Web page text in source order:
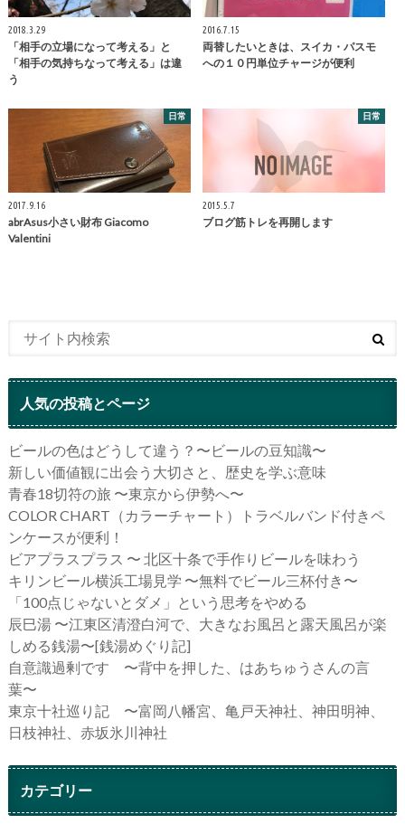
2018.3.29
「相手の立場になって考える」と
「相手の気持ちなって考える」は違
う
2016.7.15
両替したいときは、スイカ・パスモ
への１０円単位チャージが便利
日常
2017.9.16
abrAsus小さい財布 Giacomo
Valentini
日常
2015.5.7
ブログ筋トレを再開します
人気の投稿とページ
ビールの色はどうして違う？〜ビールの豆知識〜
新しい価値観に出会う大切さと、歴史を学ぶ意味
青春18切符の旅 〜東京から伊勢へ〜
COLOR CHART（カラーチャート）トラベルバンド付きペ
ンケースが便利！
ビアプラスプラス 〜 北区十条で手作りビールを味わう
キリンビール横浜工場見学 〜無料でビール三杯付き〜
「100点じゃないとダメ」という思考をやめる
辰巳湯 〜江東区清澄白河で、大きなお風呂と露天風呂が楽
しめる銭湯〜[銭湯めぐり記]
自意識過剰です 〜背中を押した、はあちゅうさんの言
葉〜
東京十社巡り記 〜富岡八幡宮、亀戸天神社、神田明神、
日枝神社、赤坂氷川神社
カテゴリー